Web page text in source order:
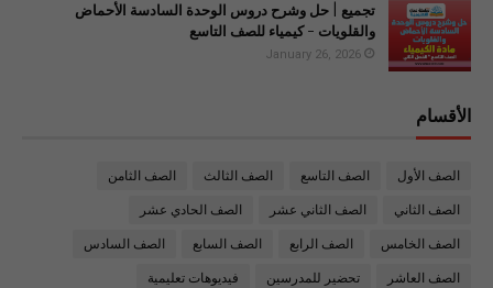
تجميع | حل وشرح دروس الوحدة السادسة الأحماض
والقلويات - كيمياء للصف التاسع
January 26, 2026
الأقسام
الصف الأول الصف التاسع الصف الثالث الصف الثامن
الصف الثاني الصف الثاني عشر الصف الحادي عشر
الصف الخامس الصف الرابع الصف السابع الصف السادس
الصف العاشر تحضير للمدرسين فيديوهات تعليمية